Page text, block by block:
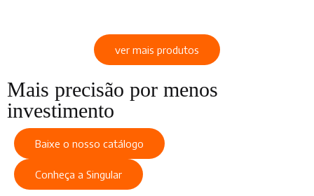
ver mais produtos
Mais precisão por menos
investimento
Baixe o nosso catálogo
Conheça a Singular